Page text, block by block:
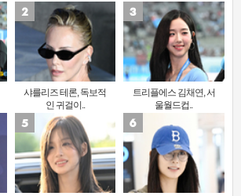
샤를리즈 테론, 독보적
인 귀걸이..
트리플에스 김채연, 서
울월드컵..